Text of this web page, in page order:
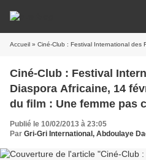
Accueil » Ciné-Club : Festival International des Films de la Diaspora Africaine,
Ciné-Club : Festival
Diaspora Africaine, 14
du film : Une femme pas
Publié le 10/02/2013 à 23:05
Par Gri-Gri International, Abdoulaye Dao, Georgette Paré, Serge Henri,